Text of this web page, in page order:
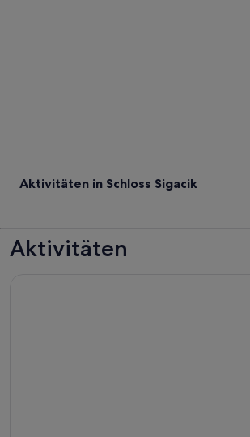
Aktivitäten in Schloss Sigacik
Aktivitäten